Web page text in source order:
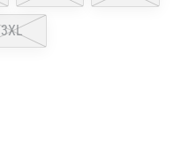
3XL